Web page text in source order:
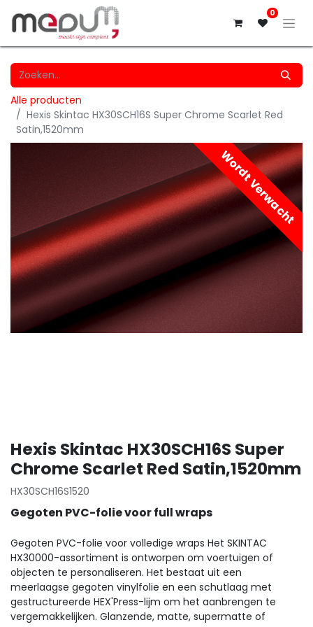
0
Alle producten
Hexis Skintac HX30SCH16S Super Chrome Scarlet Red
Satin,1520mm
Wordt Verwacht
Hexis Skintac HX30SCH16S Super
Chrome Scarlet Red Satin,1520mm
HX30SCH16S1520
Gegoten PVC-folie voor full wraps
Gegoten PVC-folie voor volledige wraps Het SKINTAC
HX30000-assortiment is ontworpen om voertuigen of
objecten te personaliseren. Het bestaat uit een
meerlaagse gegoten vinylfolie en een schutlaag met
gestructureerde HEX'Press-lijm om het aanbrengen te
vergemakkelijken. Glanzende, matte, supermatte of